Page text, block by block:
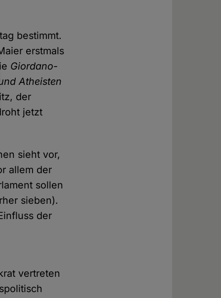
bestimmt.
erstmals
Giordano-
Atheisten
der
jetzt
sieht vor,
allem der
sollen
sieben).
der
vertreten